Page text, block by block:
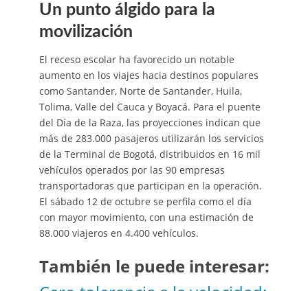
Un punto álgido para la
movilización
El receso escolar ha favorecido un notable
aumento en los viajes hacia destinos populares
como Santander, Norte de Santander, Huila,
Tolima, Valle del Cauca y Boyacá. Para el puente
del Día de la Raza, las proyecciones indican que
más de 283.000 pasajeros utilizarán los servicios
de la Terminal de Bogotá, distribuidos en 16 mil
vehículos operados por las 90 empresas
transportadoras que participan en la operación.
El sábado 12 de octubre se perfila como el día
con mayor movimiento, con una estimación de
88.000 viajeros en 4.400 vehículos.
También le puede interesar: